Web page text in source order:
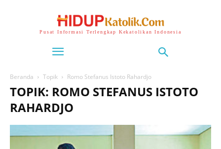
Pusat Informasi Terlengkap Kekatolikan Indonesia
Beranda Topik Romo Stefanus Istoto Rahardjo
TOPIK: ROMO STEFANUS ISTOTO
RAHARDJO